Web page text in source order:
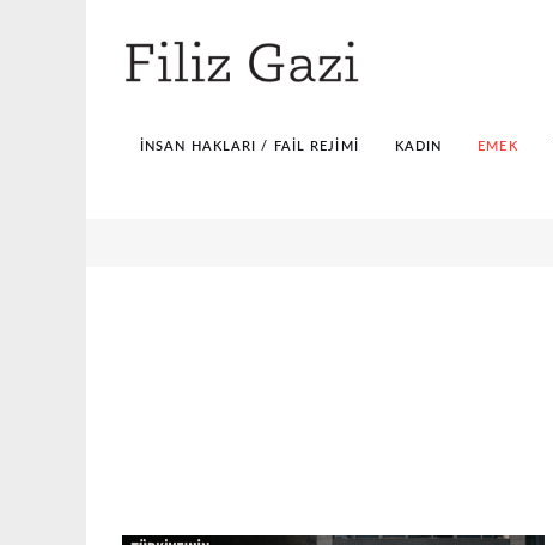
İNSAN HAKLARI / FAIL REJIMI KADIN EMEK